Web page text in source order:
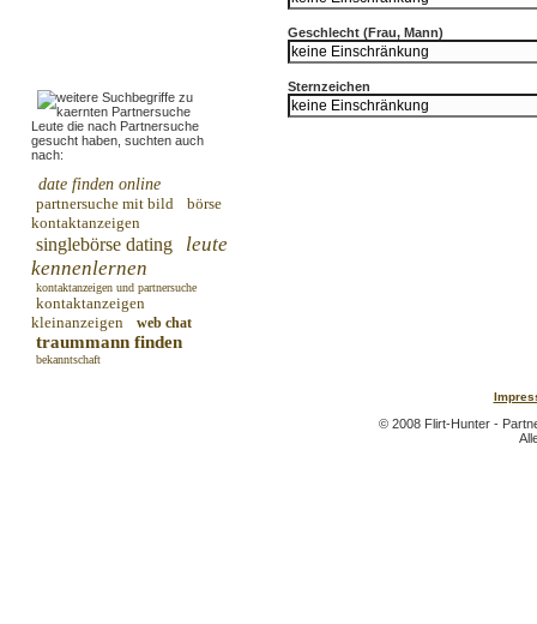
Leute die nach Partnersuche
gesucht haben, suchten auch
nach:
date finden online
partnersuche mit bild
börse
kontaktanzeigen
singlebörse dating
leute
kennenlernen
kontaktanzeigen und partnersuche
kontaktanzeigen
kleinanzeigen
web chat
traummann finden
bekanntschaft
Geschlecht (Frau, Mann)
Sternzeichen
© 2008 Flirt-Hunter -